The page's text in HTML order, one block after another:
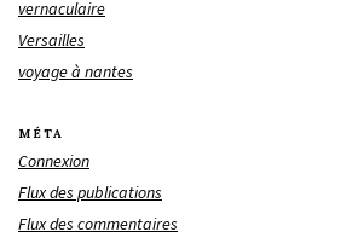
vernaculaire
Versailles
voyage à nantes
MÉTA
Connexion
Flux des publications
Flux des commentaires